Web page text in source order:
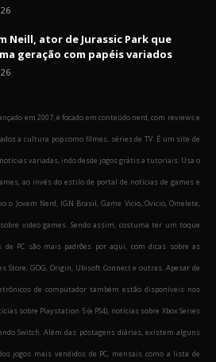
Neill, ator de Jurassic Park que
geração com papéis variados
em 2007, é focado em conteúdo nerd, com reviews e
a cultura pop como filmes, séries de TV. É um site de
variadas, indo desde jogos grátis a tutoriais. Usa o
ao invés do estilo de portal de notícias de games e
o Jovem Nerd, IGN Brasil, Game Vicio, Ovicio, Omelete,
video games. Sendo assim, costuma ter um toque
PC são mais padrões por aqui, com dicas sobre as
Store, GOG, Origin, Ubisoft Connect e outras. Apesar de
de computador também estão disponíveis nos
sobre Playstation 5 (e PS4), notícias sobre Xbox Series
Switch. Além das postagens diárias, existem alguns
jogos mais vendidos de PC, mensais como a lista de